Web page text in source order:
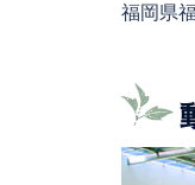
福岡県